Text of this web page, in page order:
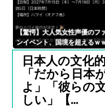
【驚愕】大人気女性声優のフ
ンイベント、国境を超えるｗ
ｗｗ
日本人の文化
「だから日本
よ」「彼らの
しい」【...